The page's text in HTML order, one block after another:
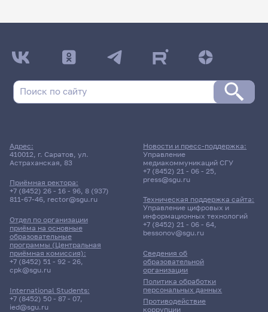
ДАТА ПОСЛЕДНЕГО ОБНОВЛЕНИЯ:
НЕ ОБНОВЛЯЛОСЬ
Заочная форма обучения | 283 группа
Расписание сессии еще не заполнено!
Адрес:
410012, г. Саратов, ул.
Астраханская, 83
Приёмная ректора:
+7 (8452) 26 - 16 - 96, 8 (937)
811-67-46, rector@sgu.ru
Отдел по организации
приёма на основные
образовательные
программы (Центральная
приёмная комиссия):
+7 (8452) 51 - 92 - 26,
cpk@sgu.ru
International Students:
+7 (8452) 50 - 87 - 07,
ied@sgu.ru
Сведения об
образовательной
организации
Политика обработки
персональных данных
Противодействие
коррупции
Новости и пресс-поддержка:
Управление
медиакоммуникаций СГУ
+7 (8452) 21 - 06 - 25,
press@sgu.ru
Техническая поддержка сайта:
Управление цифровых и
информационных технологий
+7 (8452) 21 - 06 - 64,
bessonov@sgu.ru